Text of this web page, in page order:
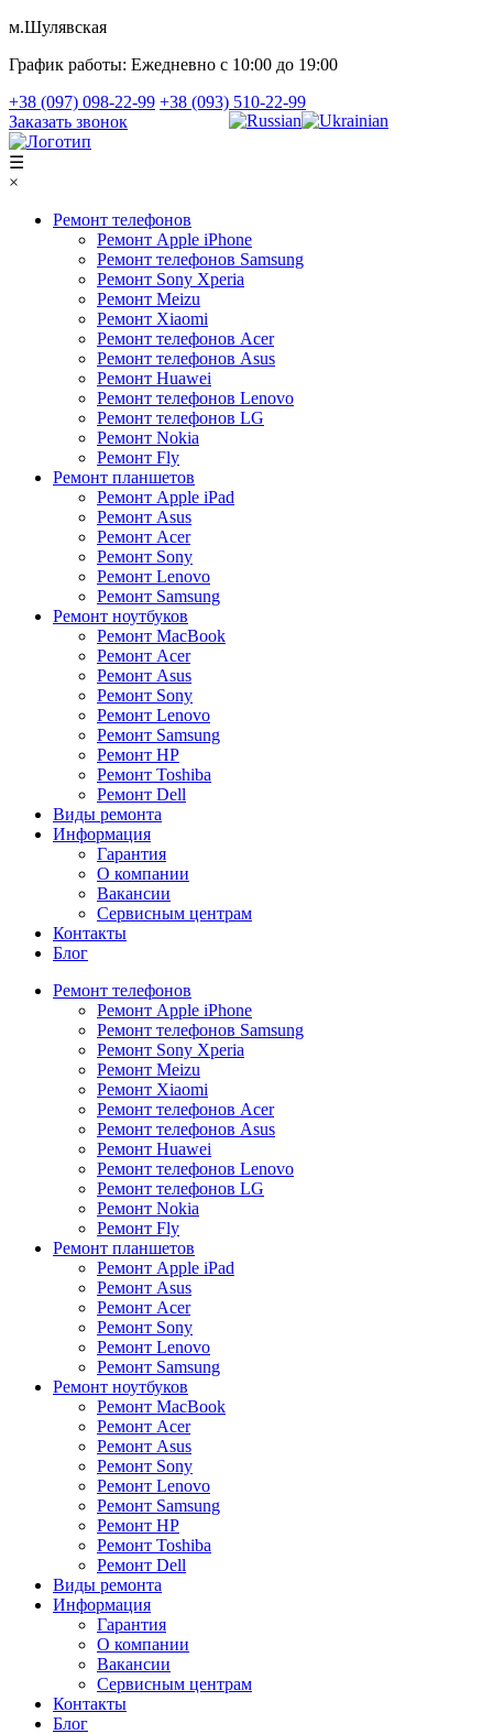
м.Шулявская
График работы: Ежедневно с 10:00 до 19:00
+38 (097) 098-22-99 +38 (093) 510-22-99
Заказать звонок
☰
×
Ремонт телефонов
Ремонт Apple iPhone
Ремонт телефонов Samsung
Ремонт Sony Xperia
Ремонт Meizu
Ремонт Xiaomi
Ремонт телефонов Acer
Ремонт телефонов Asus
Ремонт Huawei
Ремонт телефонов Lenovo
Ремонт телефонов LG
Ремонт Nokia
Ремонт Fly
Ремонт планшетов
Ремонт Apple iPad
Ремонт Asus
Ремонт Acer
Ремонт Sony
Ремонт Lenovo
Ремонт Samsung
Ремонт ноутбуков
Ремонт MacBook
Ремонт Acer
Ремонт Asus
Ремонт Sony
Ремонт Lenovo
Ремонт Samsung
Ремонт HP
Ремонт Toshiba
Ремонт Dell
Виды ремонта
Информация
Гарантия
О компании
Вакансии
Сервисным центрам
Контакты
Блог
Ремонт телефонов
Ремонт Apple iPhone
Ремонт телефонов Samsung
Ремонт Sony Xperia
Ремонт Meizu
Ремонт Xiaomi
Ремонт телефонов Acer
Ремонт телефонов Asus
Ремонт Huawei
Ремонт телефонов Lenovo
Ремонт телефонов LG
Ремонт Nokia
Ремонт Fly
Ремонт планшетов
Ремонт Apple iPad
Ремонт Asus
Ремонт Acer
Ремонт Sony
Ремонт Lenovo
Ремонт Samsung
Ремонт ноутбуков
Ремонт MacBook
Ремонт Acer
Ремонт Asus
Ремонт Sony
Ремонт Lenovo
Ремонт Samsung
Ремонт HP
Ремонт Toshiba
Ремонт Dell
Виды ремонта
Информация
Гарантия
О компании
Вакансии
Сервисным центрам
Контакты
Блог